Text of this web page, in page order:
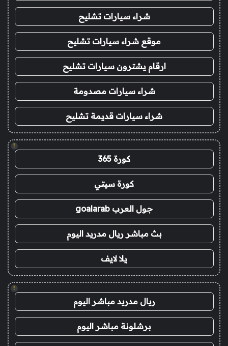
شراء سيارات تشليح
موقع شراء سيارات تشليح
ارقام يشترون سيارات تشليح
شراء سيارات مصدومة
شراء سيارات قديمة تشليح
!
كورة 365
كورة سيتي
جول العرب goalarab
بث مباشر ريال مدريد اليوم
يلا لايف
!
ريال مدريد مباشر اليوم
برشلونة مباشر اليوم